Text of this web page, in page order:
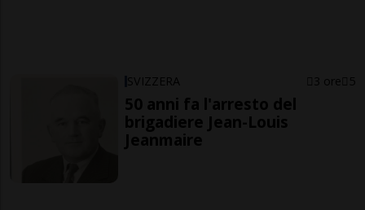
SVIZZERA 3 ore 5
50 anni fa l'arresto del
brigadiere Jean-Louis
Jeanmaire